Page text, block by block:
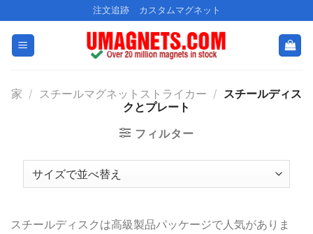
ン
注文追跡 カスタムマグネット
家 / スチールマグネットストライカー / スチールディス
クとプレート
フィルター
スチールディスクは高級製品パッケージで人気がありま